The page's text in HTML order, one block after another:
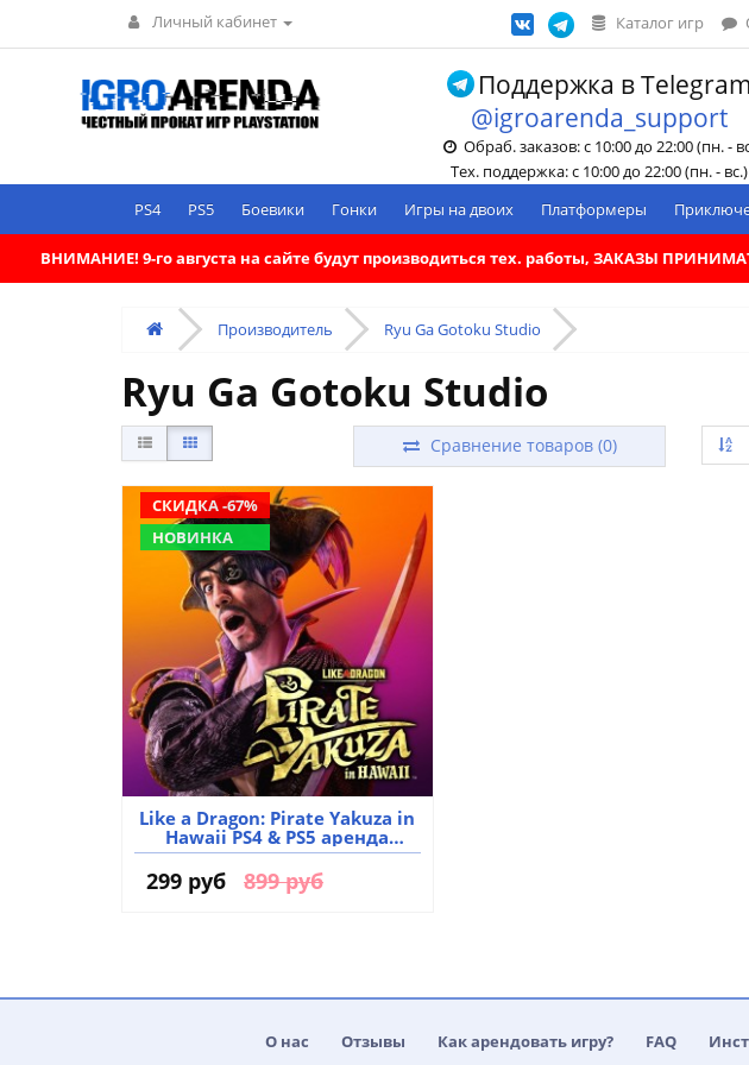
Личный кабинет Каталог игр
Поддержка в Telegram
@igroarenda_support
Обраб. заказов: с 10:00 до 22:00 (пн. -
Тех. поддержка: с 10:00 до 22:00 (пн. - вс.)
PS4 PS5 Боевики Гонки Игры на двоих Платформеры
ВНИМАНИЕ! 9-го августа на сайте будут производиться тех. работы, ЗАКАЗЫ
Производитель Ryu Ga Gotoku Studio
Ryu Ga Gotoku Studio
Сравнение товаров (0)
СКИДКА -67%
НОВИНКА
Like a Dragon: Pirate Yakuza in
Hawaii PS4 & PS5 аренда
аккаунта игры
299 руб 899 руб
О нас Отзывы Как арендовать игру? FAQ